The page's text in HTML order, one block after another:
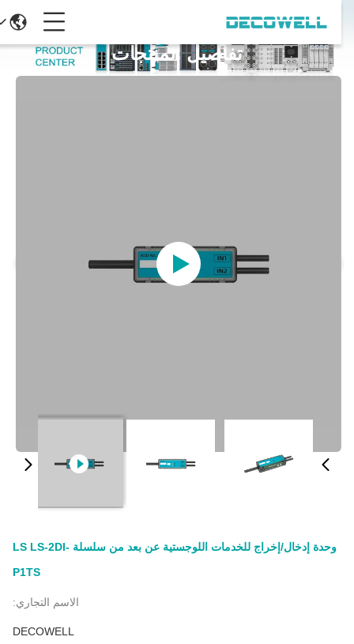
تفاصيل المنتجات
وحدة إدخال/إخراج للخدمات اللوجستية عن بعد من سلسلة LS LS-2DI-
P1TS
الاسم التجاري:
DECOWELL